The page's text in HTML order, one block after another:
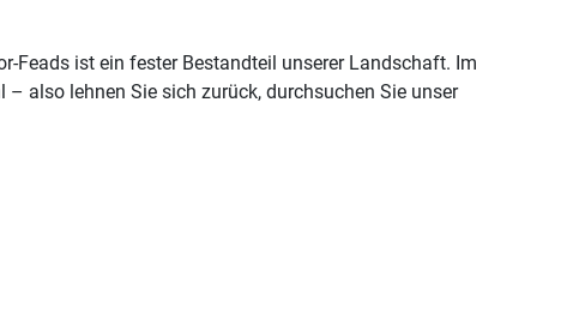
Feads ist ein fester Bestandteil unserer Landschaft. Im
also lehnen Sie sich zurück, durchsuchen Sie unser